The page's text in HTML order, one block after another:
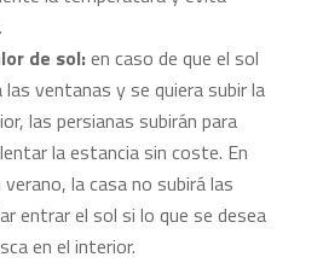
de sol:en caso de que el sol
ventanas y se quiera subir la
las persianas subirán para
la estancia sin coste. En
la casa no subirá las
entrar el sol si lo que se desea
en el interior.